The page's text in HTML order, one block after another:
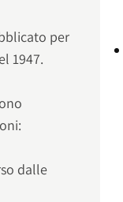
per
1947.
dalle